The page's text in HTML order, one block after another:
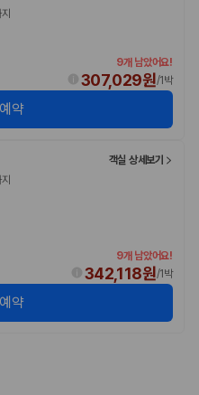
께 확인하세요
의성에 따라 실제 이용 만족도가
의 이동 조건을 가격과 함께 비교
비교
주 렌트카 최저가를 찾는 사용자
.
가격과 승차감의 균형이 좋은 차
이동에 적합하며 보험 조건과 차
니다.
9개 남았어요!
307,029원/1박
약
객실 상세보기
9개 남았어요!
342,118원/1박
약